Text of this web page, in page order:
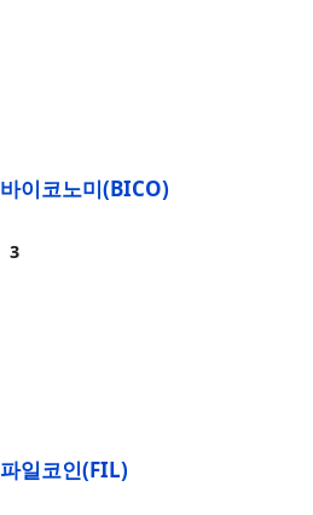
바이코노미(BICO)
파일코인(FIL)